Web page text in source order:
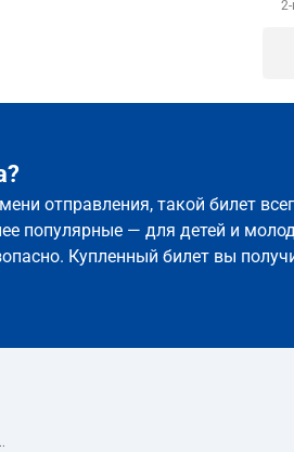
отправления, такой билет
популярные — для детей и
Купленный билет вы
.